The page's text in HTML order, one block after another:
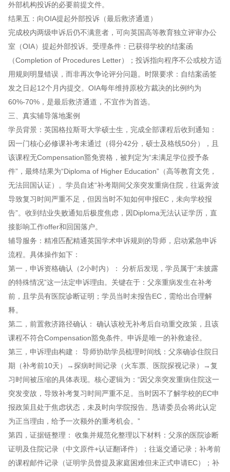
外部机构投诉的必要前提文件。
结果五：向OIA提起外部投诉（最后救济通道）
完成校内两级申诉后仍不满意者，可向英国高等教育独立评审办公
室（OIA）提起外部投诉。受理条件：已获得学校的结案函
（Completion of Procedures Letter）；投诉指向程序不公或校方适
用规则明显错误，而非再次争论评分问题。时限要求：自结案函签
发之日起12个月内提交。OIA每年维持原校方裁决的比例约为
60%-70%，是最后救济通道，不宜作为首选。
三、真实辅导落地案例
学员背景：英国格拉斯哥大学硕士生，完成全部课程后收到通知：
因一门核心必修课补考未通过（得分42分，硕士及格线50分），且
该课程无Compensation豁免资格，被判定为“未满足学位授予条
件”，最终结果为“Diploma of Higher Education”（高等教育文凭，
无法回国认证）。学员自述“补考期间父亲突发重病住院，往返奔波
导致复习时间严重不足，但因当时不知如何申报EC，未向学校报
告”。收到结业失败通知后极度焦虑，因Diploma无法认证学历，直
接影响工作offer和回国落户。
辅导服务：精准匹配精通英国学术申诉规则的导师，启动紧急申诉
流程。具体操作如下：
第一，申诉资格确认（2小时内）： 分析后发现，学员属于“未披露
的特殊情况”这一法定申诉理由。关键在于：父亲重病发生在补考
前，且学员有医院诊断证明；学员当时未报告EC，需给出合理解
释。
第二，前置救济路径确认： 确认该校无补考后自动重交政策，且该
课程不符合Compensation豁免条件。申诉是唯一的补救途径。
第三，申诉理由构建： 导师协助学员梳理时间线：父亲确诊住院日
期（补考前10天）→探病时间记录（火车票、医院探视记录）→复
习时间被压缩的具体表现。核心逻辑为：“因父亲突发重病住院这一
突发变故，导致补考复习时间严重不足。当时因不了解学校的EC申
报政策且处于焦虑状态，未及时向学院报告。恳请委员会将此认定
为正当理由，给予一次额外的重考机会。”
第四，证据链整理： 收集并规范化整理以下材料：父亲的医院诊断
证明及住院记录（中文原件+认证翻译件）；往返交通记录；补考前
的课程邮件记录（证明学员曾提及家庭困难但未正式申请EC）；补